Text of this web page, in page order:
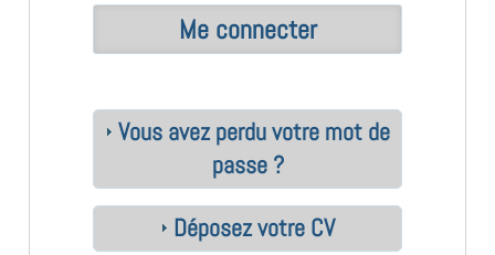
Vous avez perdu votre mot de
passe ?
Déposez votre CV